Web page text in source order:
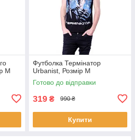
M
Футболка Термінатор
Urbanist, Розмір M
Готово до відправки
319 ₴ 990 ₴
Купити